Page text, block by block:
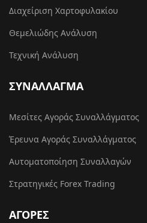
Διαχείριση Χαρτοφυλακίου
Θεμελιώδης Ανάλυση
Τεχνική Ανάλυση
ΣΥΝΑΛΛΑΓΜΑ
Μεσίτες Αγοράς Συναλλάγματος
Έρευνα Αγοράς Συναλλάγματος
Αυτοματοποίηση Συναλλαγών
Στρατηγικές Forex Trading
ΑΓΟΡΕΣ